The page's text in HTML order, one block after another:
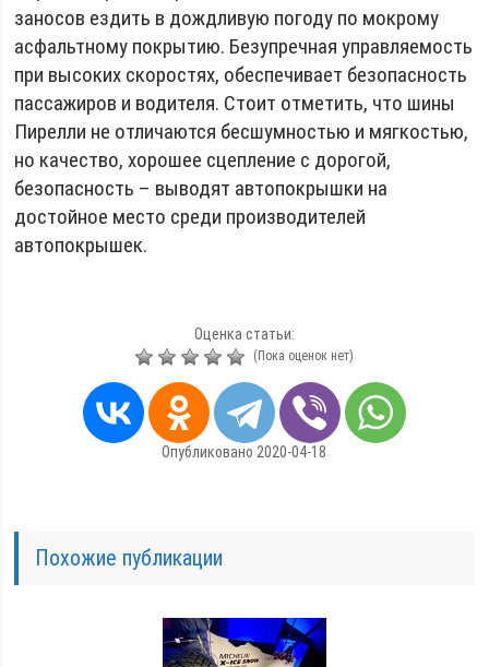
заносов ездить в дождливую погоду по мокрому
асфальтному покрытию. Безупречная управляемость
при высоких скоростях, обеспечивает безопасность
пассажиров и водителя. Стоит отметить, что шины
Пирелли не отличаются бесшумностью и мягкостью,
но качество, хорошее сцепление с дорогой,
безопасность – выводят автопокрышки на
достойное место среди производителей
автопокрышек.
Оценка статьи:
(Пока оценок нет)
Опубликовано 2020-04-18
Похожие публикации